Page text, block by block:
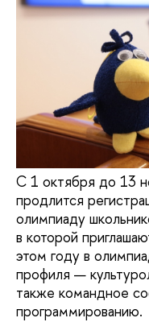
С 1 октября до 13
продлится
олимпиаду
в которой
этом году в
профиля —
также командное
программированию.